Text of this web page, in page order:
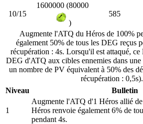
10/15
1600000 (80000
)
585
Augmente l'ATQ du Héros de 100%
également 50% de tous les DEG reçus
récupération : 4s. Lorsqu'il est attaqué,
DEG d'ATQ aux cibles ennemies dans une
un nombre de PV équivalent à 50% des
récupération : 0,5s).
Niveau
Bulletin
1
Augmente l'ATQ d'1 Héros allié
Héros renvoie également 6% de
pendant 4s.